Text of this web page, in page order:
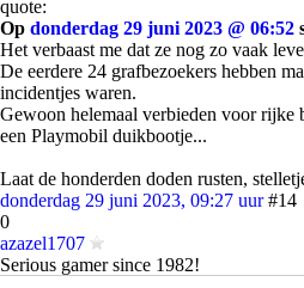
quote:
Op donderdag 29 juni 2023 @ 06:52
Het verbaast me dat ze nog zo vaak
De eerdere 24 grafbezoekers hebben
incidentjes waren.
Gewoon helemaal verbieden voor rijke
een Playmobil duikbootje...
Laat de honderden doden rusten,
donderdag 29 juni 2023, 09:27 uur #14
0
azazel1707
Serious gamer since 1982!